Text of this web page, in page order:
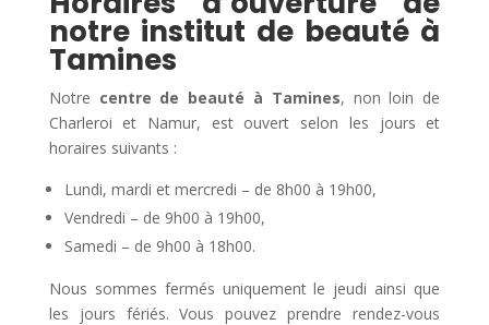
notre institut de beauté à
Tamines
Notre centre de beauté à Tamines, non loin de
Charleroi et Namur, est ouvert selon les jours et
horaires suivants :
Lundi, mardi et mercredi – de 8h00 à 19h00,
Vendredi – de 9h00 à 19h00,
Samedi – de 9h00 à 18h00.
Nous sommes fermés uniquement le jeudi ainsi que
les jours fériés. Vous pouvez prendre rendez-vous